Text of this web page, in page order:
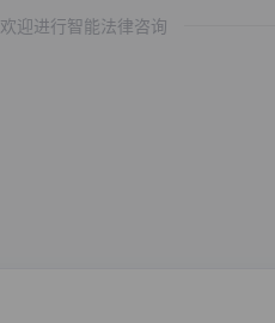
欢迎进行智能法律咨询